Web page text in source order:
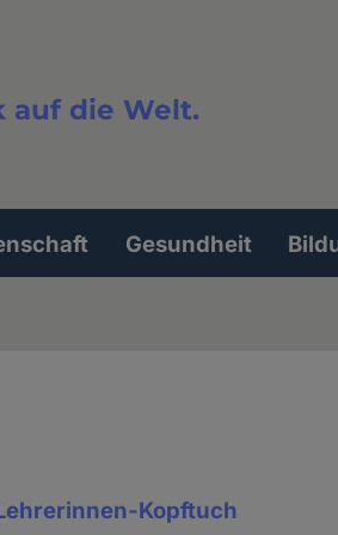
auf die Welt.
Gesundheit
Kopftuch